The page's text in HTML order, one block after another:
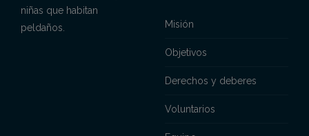
niñas que habitan
peldaños.
Misión
Objetivos
Derechos y deberes
Voluntarios